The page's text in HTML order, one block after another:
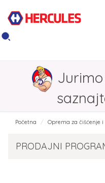
Početna Oprema za čišćenje
PRODAJNI